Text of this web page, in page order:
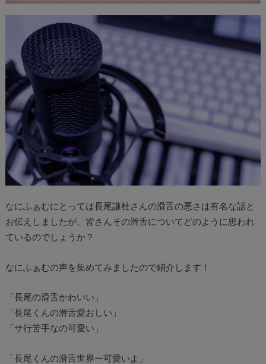
なにふぁむにとっては長尾謙杜さんの滑舌の悪さは有名な話と
お伝えしましたが、皆さんその滑舌についてどのように思われ
ているのでしょうか？
なにふぁむの声を集めてみましたので紹介します！
「長尾の滑舌かわいい」
「長尾くんの滑舌愛おしい」
「サ行苦手なの可愛い」
「長尾くんの滑舌世界一可愛いよ」